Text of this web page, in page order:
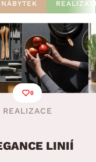
NÁBYTEK
0
REALIZACE
LINIÍ